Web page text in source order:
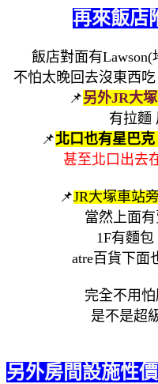
再來飯店
飯店對面有
不怕太晚回去沒東西
📌另外JR大
有拉麵
📌北口也有星巴
甚至北口出去
📌JR大塚車站
當然上面
1F有麵
atre百貨 下
完全不用
是不是超
另外房間設施性